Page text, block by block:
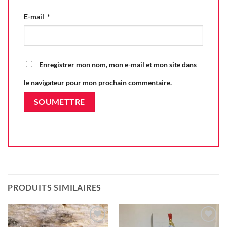
E-mail *
Enregistrer mon nom, mon e-mail et mon site dans
le navigateur pour mon prochain commentaire.
PRODUITS SIMILAIRES